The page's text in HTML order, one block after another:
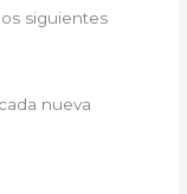
siguientes
nueva